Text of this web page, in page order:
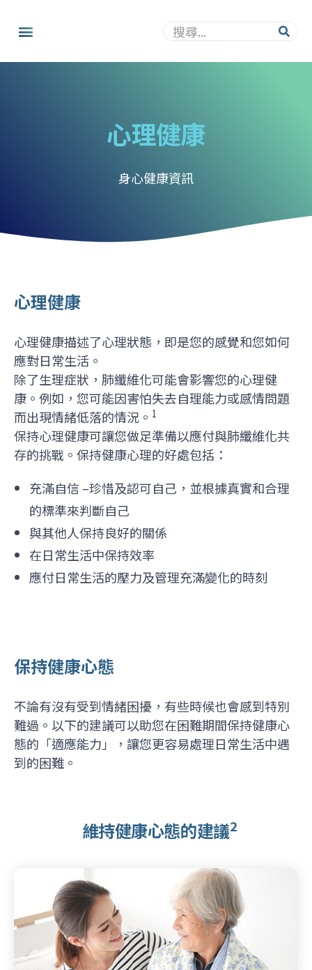
心理健康
身心健康資訊
心理健康
心理健康描述了心理狀態，即是您的感覺和您如何
應對日常生活。
除了生理症狀，肺纖維化可能會影響您的心理健
康。例如，您可能因害怕失去自理能力或感情問題
而出現情緒低落的情況。 1
保持心理健康可讓您做足準備以應付與肺纖維化共
存的挑戰。保持健康心理的好處包括：
充滿自信 –珍惜及認可自己，並根據真實和合理
的標準來判斷自己
與其他人保持良好的關係
在日常生活中保持效率
應付日常生活的壓力及管理充滿變化的時刻
保持健康心態
不論有沒有受到情緒困擾，有些時候也會感到特別
難過。以下的建議可以助您在困難期間保持健康心
態的「適應能力」，讓您更容易處理日常生活中遇
到的困難。
維持健康心態的建議2